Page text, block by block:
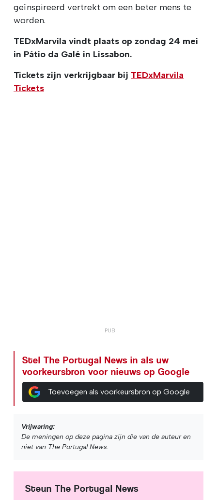
geïnspireerd vertrekt om een beter mens te
worden.
TEDxMarvila vindt plaats op zondag 24 mei
in Pátio da Galé in Lissabon.
Tickets zijn verkrijgbaar bij TEDxMarvila
Tickets
Stel The Portugal News in als uw
voorkeursbron voor nieuws op Google
Toevoegen als voorkeursbron op Google
Vrijwaring:
De meningen op deze pagina zijn die van de auteur en
niet van The Portugal News.
Steun The Portugal News